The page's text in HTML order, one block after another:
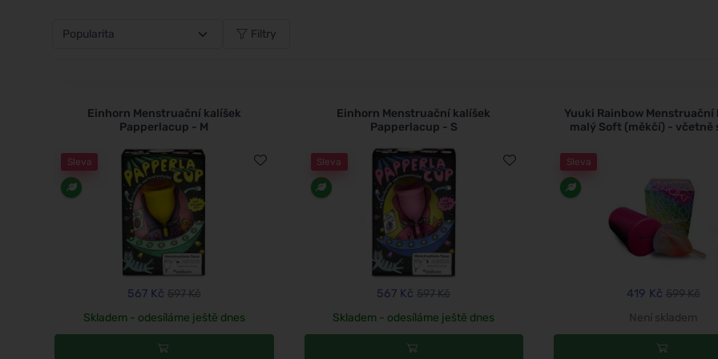
Filtry
Einhorn Menstruační kalíšek
Papperlacup - M
Sleva
567 Kč 597 Kč
Skladem - odesíláme ještě dnes
Einhorn Menstruační kalíšek
Papperlacup - S
Sleva
567 Kč 597 Kč
Skladem - odesíláme ještě dnes
Yuuki Rainbow Menstruační
malý Soft (měkčí) - včetně
Sleva
419 Kč 599 Kč
Není skladem